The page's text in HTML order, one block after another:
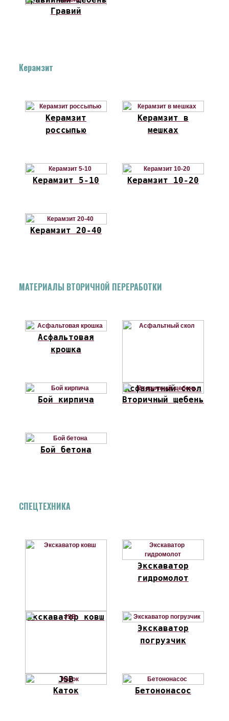
Гравий
Керамзит
Керамзит
россыпью
Керамзит в
мешках
Керамзит 5-10 Керамзит 10-20
Керамзит 20-40
МАТЕРИАЛЫ ВТОРИЧНОЙ ПЕРЕРАБОТКИ
Асфальтовая
крошка
Асфальтный скол
Бой кирпича
Вторичный щебень
Бой бетона
СПЕЦТЕХНИКА
Экскаватор ковш
Экскаватор
гидромолот
JSB
Экскаватор
погрузчик
Каток Бетононасос